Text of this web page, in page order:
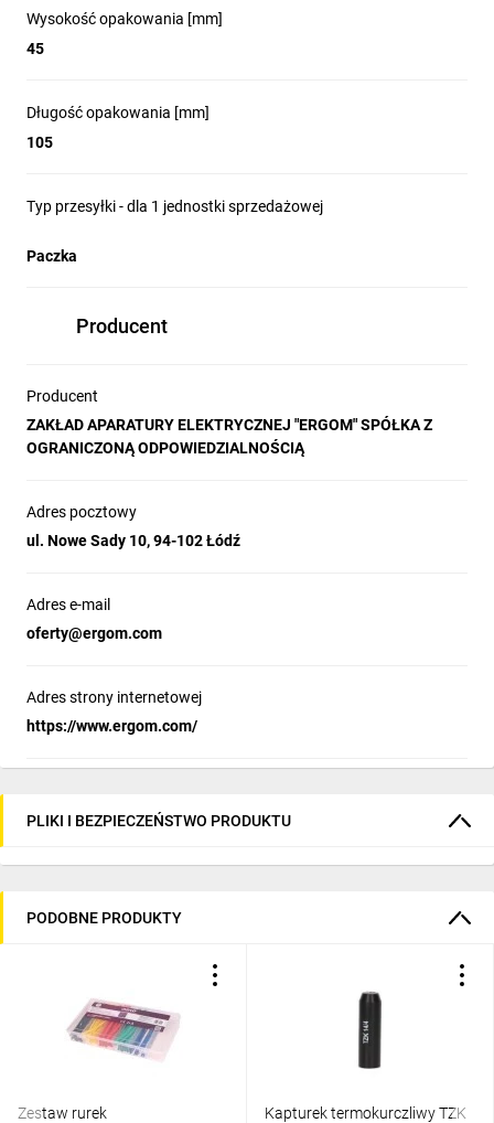
Wysokość opakowania [mm]
45
Długość opakowania [mm]
105
Typ przesyłki - dla 1 jednostki sprzedażowej
Paczka
Producent
Producent
ZAKŁAD APARATURY ELEKTRYCZNEJ "ERGOM" SPÓŁKA Z
OGRANICZONĄ ODPOWIEDZIALNOŚCIĄ
Adres pocztowy
ul. Nowe Sady 10, 94-102 Łódź
Adres e-mail
oferty@ergom.com
Adres strony internetowej
https://www.ergom.com/
PLIKI I BEZPIECZEŃSTWO PRODUKTU
PODOBNE PRODUKTY
Zestaw rurek
Kapturek termokurczliwy TZK